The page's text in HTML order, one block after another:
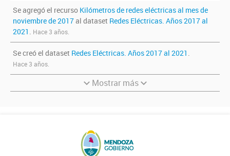
Se agregó el recurso Kilómetros de redes eléctricas al mes de
noviembre de 2017al dataset Redes Eléctricas. Años 2017 al
2021 . Hace 3 años.
Se creó el dataset Redes Eléctricas. Años 2017 al 2021 .
Hace 3 años.
Mostrar más